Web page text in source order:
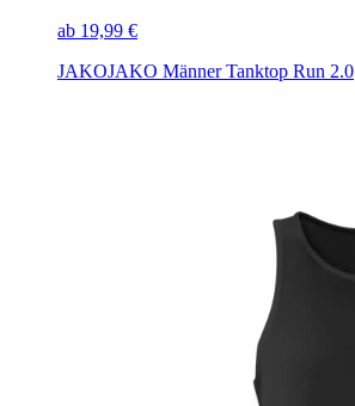
ab 19,99 €
JAKOJAKO Männer Tanktop Run 2.0